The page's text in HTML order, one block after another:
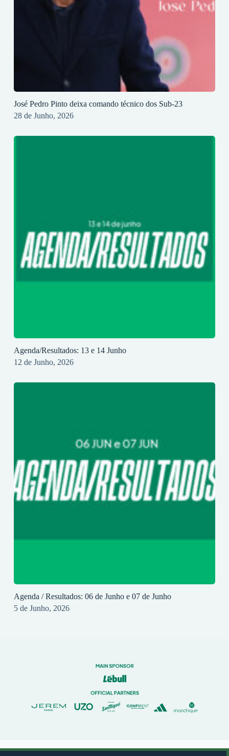
José Pedro Pinto deixa comando técnico dos Sub-23
28 de Junho, 2026
Agenda/Resultados: 13 e 14 Junho
12 de Junho, 2026
Agenda / Resultados: 06 de Junho e 07 de Junho
5 de Junho, 2026